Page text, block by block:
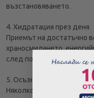
възстановяването.
4. Хидратация през деня
Приемът на достатъчно
храносмилането,
след по-тежки трапези.
5. Осъзната грижа чрез
Няколко минути за